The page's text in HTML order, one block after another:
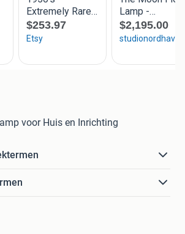
voor Huis en Inrichting